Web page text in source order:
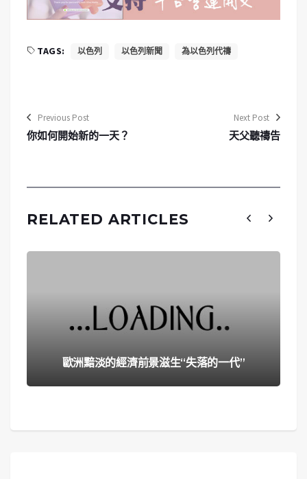
TAGS: 以色列 以色列新聞 為以色列代禱
Previous Post
你如何開始新的一天？
Next Post
天父聽禱告
RELATED ARTICLES
歐洲黯淡的經濟前景滋生“失落的一代”